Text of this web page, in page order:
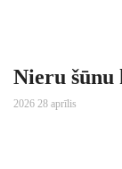
Nieru šūnu
2026 28 aprīlis